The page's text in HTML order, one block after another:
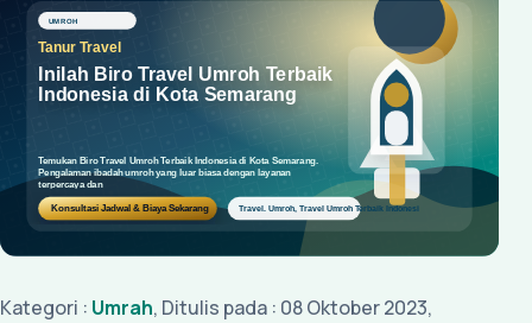
Kategori : Umrah, Ditulis pada : 08 Oktober 2023,